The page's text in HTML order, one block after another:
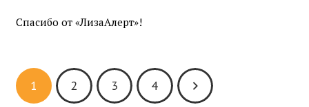
Спасибо от «ЛизаАлерт»!
1 2 3 4